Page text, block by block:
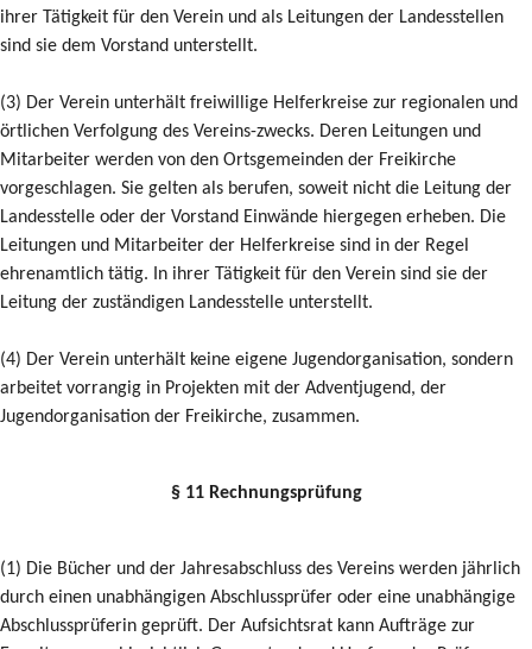
ihrer Tätigkeit für den Verein und als Leitungen der Landesstellen
sind sie dem Vorstand unterstellt.
(3) Der Verein unterhält freiwillige Helferkreise zur regionalen und
örtlichen Verfolgung des Vereins-zwecks. Deren Leitungen und
Mitarbeiter werden von den Ortsgemeinden der Freikirche
vorgeschlagen. Sie gelten als berufen, soweit nicht die Leitung der
Landesstelle oder der Vorstand Einwände hiergegen erheben. Die
Leitungen und Mitarbeiter der Helferkreise sind in der Regel
ehrenamtlich tätig. In ihrer Tätigkeit für den Verein sind sie der
Leitung der zuständigen Landesstelle unterstellt.
(4) Der Verein unterhält keine eigene Jugendorganisation, sondern
arbeitet vorrangig in Projekten mit der Adventjugend, der
Jugendorganisation der Freikirche, zusammen.
§ 11 Rechnungsprüfung
(1) Die Bücher und der Jahresabschluss des Vereins werden jährlich
durch einen unabhängigen Abschlussprüfer oder eine unabhängige
Abschlussprüferin geprüft. Der Aufsichtsrat kann Aufträge zur